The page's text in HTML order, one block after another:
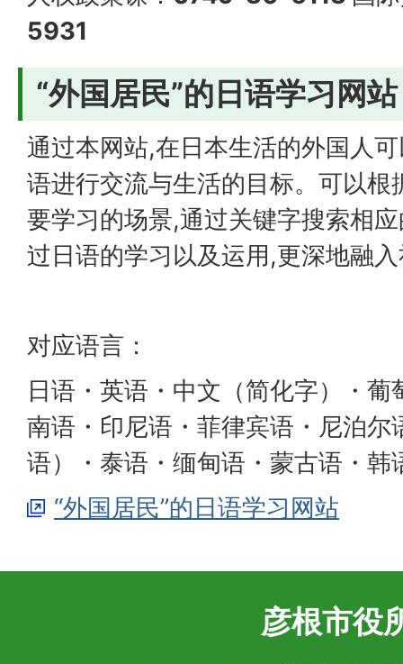
5931
“外国居民”的日语学习网站
通过本网站,在日本生活的外国人
语进行交流与生活的目标。可以根
要学习的场景,通过关键字搜索相
过日语的学习以及运用,更深地融
对应语言：
日语・英语・中文（简化字）・
南语・印尼语・菲律宾语・尼泊尔
语）・泰语・缅甸语・蒙古语・韩
“外国居民”的日语学习网站
彦根市役